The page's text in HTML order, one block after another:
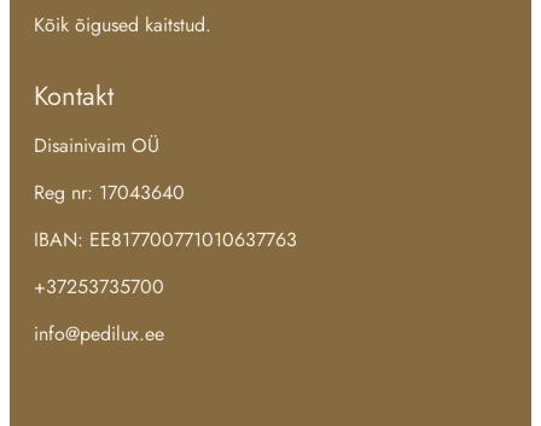
Kõik õigused kaitstud.
Kontakt
Disainivaim OÜ
Reg nr: 17043640
IBAN: EE817700771010637763
+37253735700
info@pedilux.ee